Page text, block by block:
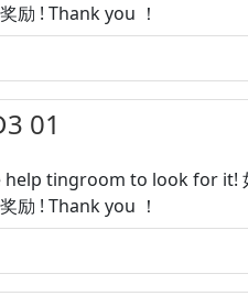
励 ! Thank you ！
01
tingroom to look for it!
励 ! Thank you ！